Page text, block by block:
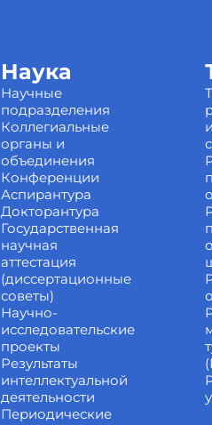
Наука
Научные
подразделения
Коллегиальные
органы и
объединения
Конференции
Аспирантура
Докторантура
Государственная
научная
аттестация
(диссертационные
советы)
Научно-
исследовательские
проекты
Результаты
интеллектуальной
деятельности
Периодические